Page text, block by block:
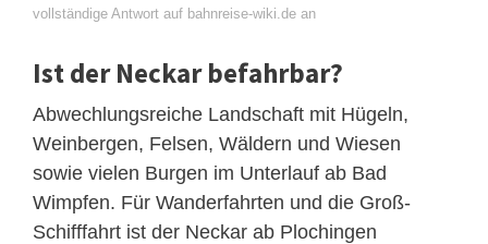
vollständige Antwort auf bahnreise-wiki.de an
Ist der Neckar befahrbar?
Abwechlungsreiche Landschaft mit Hügeln,
Weinbergen, Felsen, Wäldern und Wiesen
sowie vielen Burgen im Unterlauf ab Bad
Wimpfen. Für Wanderfahrten und die Groß-
Schifffahrt ist der Neckar ab Plochingen